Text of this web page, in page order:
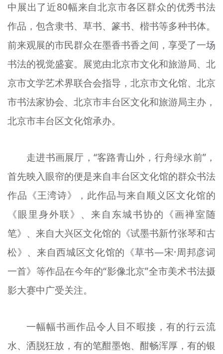
北京宣传文化引导基金
专题
资料库
+
中展出了近80幅来自北京市各区群众的优秀书法
作品，包含隶书、草书、篆书、楷书等多种书体。
前来观展的市民群众在墨香书香之间，享受了一场
书法的视觉盛宴。展览由北京市文化和旅游局、北
京市文学艺术界联合会指导，北京市文化馆、北京
市书法家协会、北京市丰台区文化和旅游局主办，
北京市丰台区文化馆承办。
走进书画展厅，“客路青山外，行舟绿水前”，
首先映入眼帘的便是来自丰台区文化馆的群众书法
作品《王湾诗》，此作品与来自顺义区文化馆的
《眼里身外联》、来自东城书协的《画禅室随
笔》、来自大兴区文化馆的《试墨书新竹张琴和古
松》、来自西城区文化馆的《草书—宋·周邦彦词
一首》等作品在今年的“影像北京”全市美术书法摄
影大赛中广受关注。
一幅幅书画作品令人目不暇接，有的行云流
水、洒脱狂放，有的笔酣墨饱、酣畅浑厚，有的银